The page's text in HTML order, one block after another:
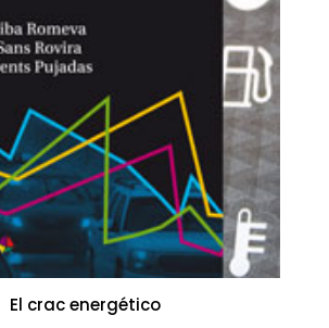
El crac energético